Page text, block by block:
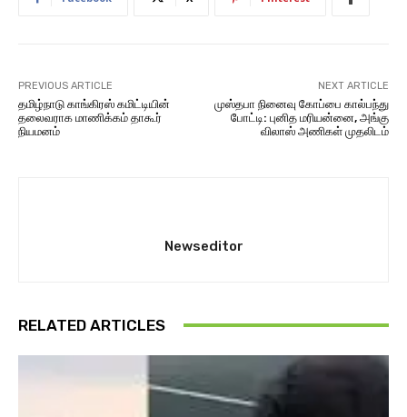
PREVIOUS ARTICLE
தமிழ்நாடு காங்கிரஸ் கமிட்டியின்
தலைவராக மாணிக்கம் தாகூர்
நியமனம்
NEXT ARTICLE
முஸ்தபா நினைவு கோப்பை கால்பந்து
போட்டி: புனித மரியன்னை, அங்கு
விலாஸ் அணிகள் முதலிடம்
Newseditor
RELATED ARTICLES